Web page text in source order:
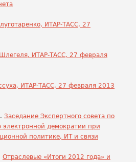
ИТАР-ТАСС, 27
ИТАР-ТАСС, 27 февраля
ИТАР-ТАСС, 27 февраля 2013
Заседание Экспертного совета по
электронной демократии при
политике, ИТ и связи
Отраслевые «Итоги 2012 года» и